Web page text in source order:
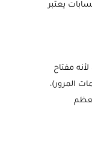
يعتبر
مفتاح
المرور)،